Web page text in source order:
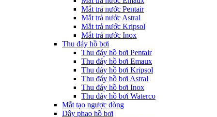
Mắt trả nước Pentair
Mắt trả nước Astral
Mắt trả nước Kripsol
Mắt trả nước Inox
Thu đáy hồ bơi
Thu đáy hồ bơi Pentair
Thu đáy hồ bơi Emaux
Thu đáy hồ bơi Kripsol
Thu đáy hồ bơi Astral
Thu đáy hồ bơi Inox
Thu đáy hồ bơi Waterco
Mắt tạo ngược dòng
Dây phao hồ bơi